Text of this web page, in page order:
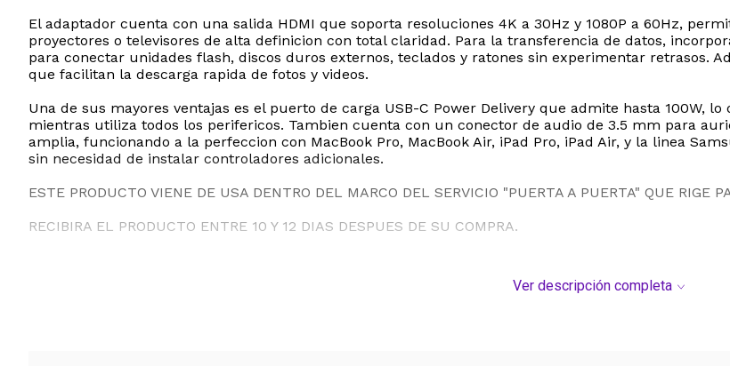
El adaptador cuenta con una salida HDMI que soporta resoluciones 4K a 30Hz y 1080P a 60Hz,
proyectores o televisores de alta definicion con total claridad. Para la transferencia de datos,
para conectar unidades flash, discos duros externos, teclados y ratones sin experimentar retrasos.
que facilitan la descarga rapida de fotos y videos.
Una de sus mayores ventajas es el puerto de carga USB-C Power Delivery que admite hasta 100W,
mientras utiliza todos los perifericos. Tambien cuenta con un conector de audio de 3.5 mm para
amplia, funcionando a la perfeccion con MacBook Pro, MacBook Air, iPad Pro, iPad Air, y la linea
sin necesidad de instalar controladores adicionales.
ESTE PRODUCTO VIENE DE USA DENTRO DEL MARCO DEL SERVICIO "PUERTA A PUERTA" QUE RIGE
RECIBIRA EL PRODUCTO ENTRE 10 Y 12 DIAS DESPUES DE SU COMPRA.
Ver descripción completa